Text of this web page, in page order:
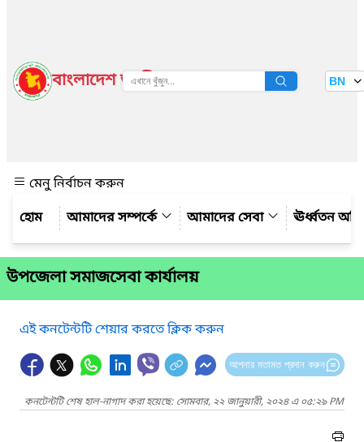
বাংলাদেশ জাতীয় তথ্য বাতায়ন BN
মেনু নির্বাচন করুন
আমাদের সম্পর্কে
আমাদের সেবা ঊর্ধ্বতন
উপজেলা সমাজসেবা কার্যালয়
এই কনটেন্টটি শেয়ার করতে ক্লিক করুন
আপনার মতামত প্রদান করুন
কনটেন্টটি শেষ হাল-নাগাদ করা হয়েছে: সোমবার, ২২ জানুয়ারী, ২০২৪ এ ০৫:২৯ PM